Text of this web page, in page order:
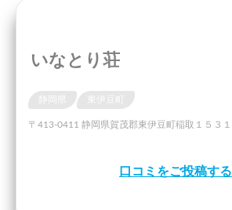
いなとり荘
〒413-0411 静岡県賀茂郡東伊豆町稲取１５３１
口コミをご投稿する